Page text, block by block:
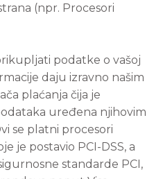
(npr. Procesori
podatke o vašoj
daju izravno našim
plaćanja čija je
uređena njihovim
se platni procesori
je postavio PCI-DSS, a
standarde PCI,